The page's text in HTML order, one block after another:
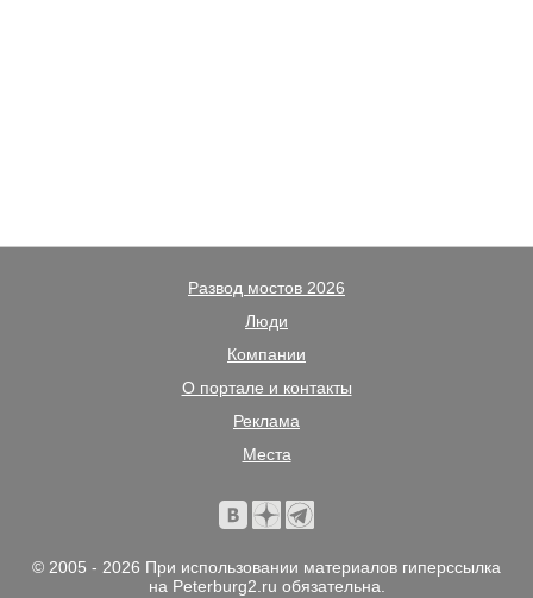
Развод мостов 2026
Люди
Компании
О портале и контакты
Реклама
Места
© 2005 - 2026 При использовании материалов гиперссылка
на Peterburg2.ru обязательна.